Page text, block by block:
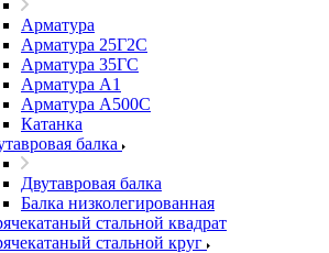
Арматура
Арматура 25Г2С
Арматура 35ГС
Арматура А1
Арматура А500С
Катанка
балка
Двутавровая балка
Балка низколегированная
стальной квадрат
стальной круг